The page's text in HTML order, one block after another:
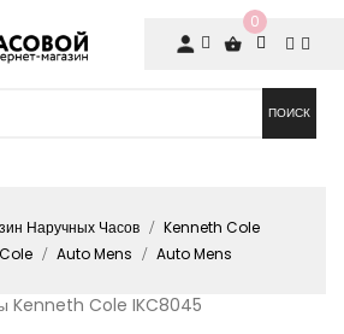
0
ПОИСК
Наручных Часов
Kenneth Cole
Auto Mens Auto Mens